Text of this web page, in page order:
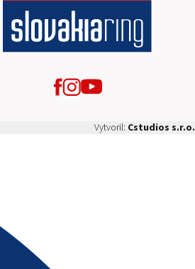
Vytvoril: Cstudios s.r.o.